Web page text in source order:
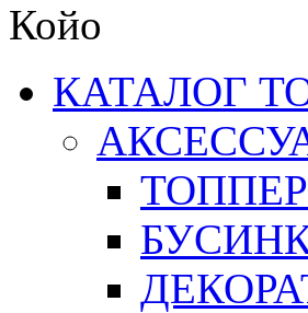
Койо
КАТАЛОГ